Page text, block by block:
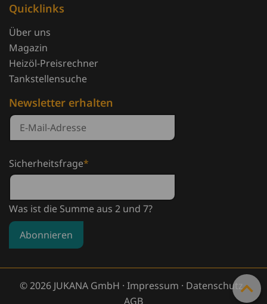
Quicklinks
Über uns
Magazin
Heizöl-Preisrechner
Tankstellensuche
Newsletter erhalten
Sicherheitsfrage*
Was ist die Summe aus 2 und 7?
Abonnieren
© 2026 JUKANA GmbH · Impressum · Datenschutz·
AGB